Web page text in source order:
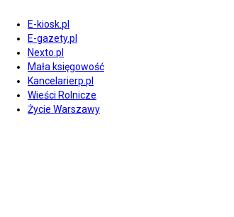
E-kiosk.pl
E-gazety.pl
Nexto.pl
Mała księgowość
Kancelarierp.pl
Wieści Rolnicze
Życie Warszawy